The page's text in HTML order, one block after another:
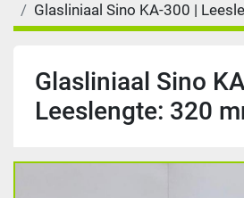
Glasliniaal Sino KA-300 |
Glasliniaal Sino
Leeslengte: 320